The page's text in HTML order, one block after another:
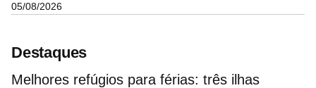
05/08/2026
Destaques
Melhores refúgios para férias: três ilhas